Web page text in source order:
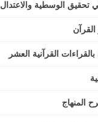
تحقيق الوسطية والاعتدال
القرآنية العشر
المنهاج